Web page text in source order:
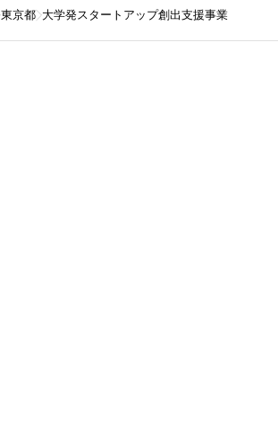
東京都 大学発スタートアップ創出支援事業